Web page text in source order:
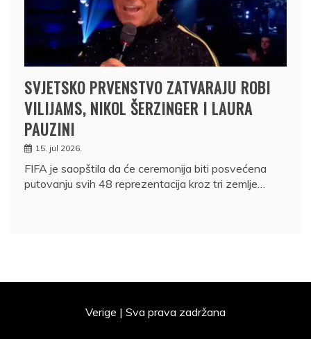
SVJETSKO PRVENSTVO ZATVARAJU ROBI
VILIJAMS, NIKOL ŠERZINGER I LAURA
PAUZINI
15. jul 2026.
FIFA je saopštila da će ceremonija biti posvećena
putovanju svih 48 reprezentacija kroz tri zemlje…
Verige | Sva prava zadržana